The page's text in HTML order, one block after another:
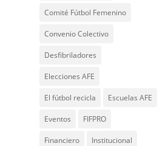
Comité Fútbol Femenino
Convenio Colectivo
Desfibriladores
Elecciones AFE
El fútbol recicla Escuelas AFE
Eventos FIFPRO
Financiero Institucional